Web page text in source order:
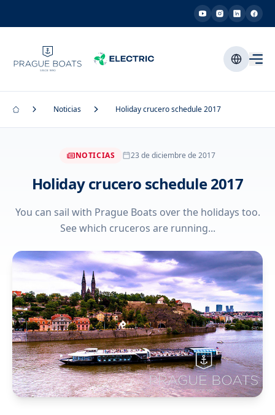
Noticias Holiday crucero schedule 2017
NOTICIAS 23 de diciembre de 2017
Holiday crucero schedule 2017
You can sail with Prague Boats over the holidays too.
See which cruceros are running...